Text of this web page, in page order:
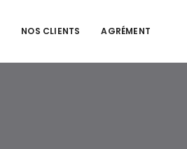
NOS CLIENTS AGRÉMENT